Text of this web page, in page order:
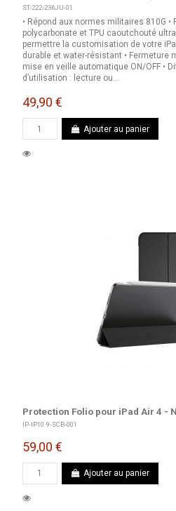
ST-222-236JU-01
• Répond aux normes militaires 810G
polycarbonate et TPU caoutchouté
permettre la customisation de votre
durable et water-résistant • Fermeture
mise en veille automatique ON/OFF •
d’utilisation : lecture ou...
49,90 €
Ajouter au panier
Protection Folio pour iPad Air 4 -
IP-IP10.9-SCB-001
59,00 €
Ajouter au panier